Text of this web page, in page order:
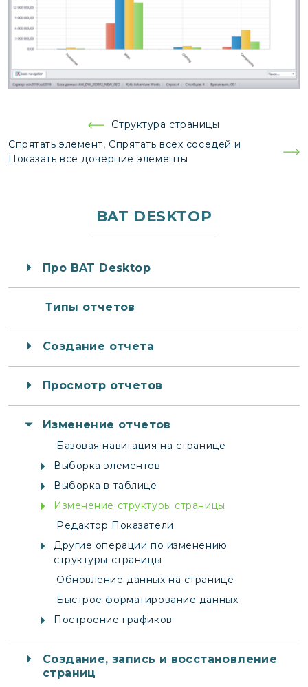
Навигация
по
записям
Структура страницы
Спрятать элемент, Спрятать всех соседей и
Показать все дочерние элементы
BAT DESKTOP
Про BAT Desktop
Типы отчетов
Создание отчета
Просмотр отчетов
Изменение отчетов
Базовая навигация на странице
Выборка элементов
Выборка в таблице
Изменение структуры страницы
Редактор Показатели
Другие операции по изменению
структуры страницы
Обновление данных на странице
Быстрое форматирование данных
Построение графиков
Создание, запись и восстановление
страниц